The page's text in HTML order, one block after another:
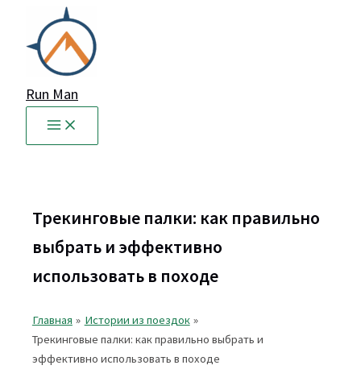
содержимому
Run Man
Трекинговые палки: как правильно
выбрать и эффективно
использовать в походе
Главная
Истории из поездок
Трекинговые палки: как правильно выбрать и
эффективно использовать в походе